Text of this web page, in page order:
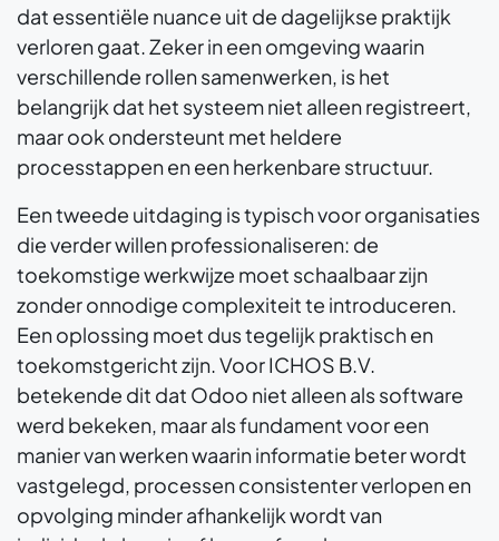
dat essentiële nuance uit de dagelijkse praktijk
verloren gaat. Zeker in een omgeving waarin
verschillende rollen samenwerken, is het
belangrijk dat het systeem niet alleen registreert,
maar ook ondersteunt met heldere
processtappen en een herkenbare structuur.
Een tweede uitdaging is typisch voor organisaties
die verder willen professionaliseren: de
toekomstige werkwijze moet schaalbaar zijn
zonder onnodige complexiteit te introduceren.
Een oplossing moet dus tegelijk praktisch en
toekomstgericht zijn. Voor ICHOS B.V.
betekende dit dat Odoo niet alleen als software
werd bekeken, maar als fundament voor een
manier van werken waarin informatie beter wordt
vastgelegd, processen consistenter verlopen en
opvolging minder afhankelijk wordt van